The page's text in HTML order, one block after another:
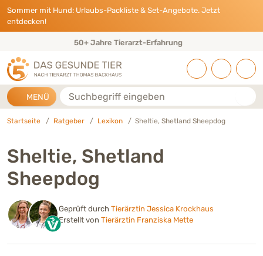
Direkt zu:
INHALT
HAUPTMENÜ
FOOTER
Sommer mit Hund: Urlaubs-Packliste & Set-Angebote. Jetzt
entdecken!
Eigene Tierarztpraxis & Expertenteam
MENÜ Suche
Startseite Ratgeber Lexikon Sheltie, Shetland Sheepdog
Sheltie, Shetland
Sheepdog
Geprüft durch Tierärztin Jessica Krockhaus
Erstellt von Tierärztin Franziska Mette